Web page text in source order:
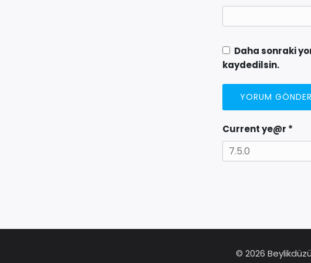
Daha sonraki
kaydedilsin.
Current ye@r *
© 2026